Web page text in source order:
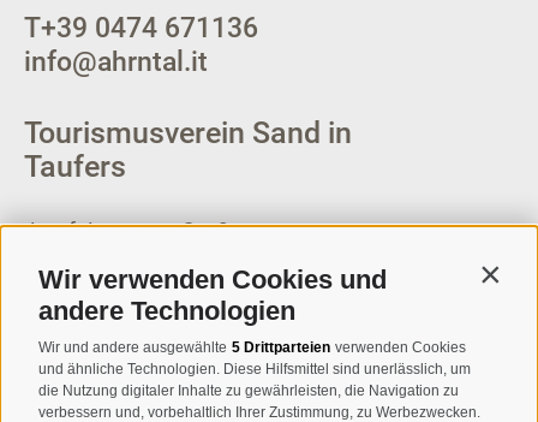
Wir verwenden Cookies und
andere Technologien
Wir und andere ausgewählte 5 Drittparteien verwenden Cookies
und ähnliche Technologien. Diese Hilfsmittel sind unerlässlich, um
die Nutzung digitaler Inhalte zu gewährleisten, die Navigation zu
verbessern und, vorbehaltlich Ihrer Zustimmung, zu Werbezwecken.
T+39 0474 671136
info@ahrntal.it
Tourismusverein Sand in
Taufers
Josef-Jungmann-Str. 8
MWSt.-Nr: 00518320213
T+39 0474 678076
info@taufers.com